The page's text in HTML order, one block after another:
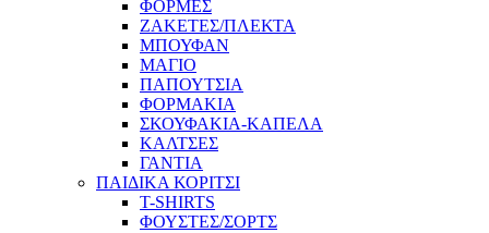
ΦΟΡΜΕΣ
ΖΑΚΕΤΕΣ/ΠΛΕΚΤΑ
ΜΠΟΥΦΑΝ
ΜΑΓΙΟ
ΠΑΠΟΥΤΣΙΑ
ΦΟΡΜΑΚΙΑ
ΣΚΟΥΦΑΚΙΑ-ΚΑΠΕΛΑ
ΚΑΛΤΣΕΣ
ΓΑΝΤΙΑ
ΠΑΙΔΙΚΑ ΚΟΡΙΤΣΙ
T-SHIRTS
ΦΟΥΣΤΕΣ/ΣΟΡΤΣ